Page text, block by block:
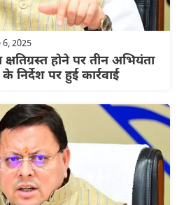
6, 2025
क्षतिग्रस्त होने पर तीन अभियंता
पर हुई कार्रवाई